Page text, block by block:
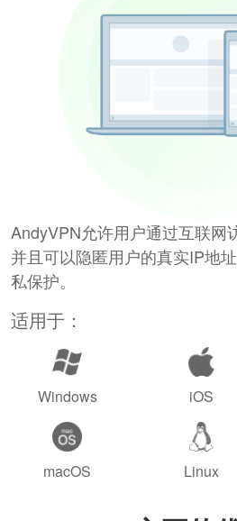
AndyVPN允许用户通过互联网
并且可以隐匿用户的真实IP地
私保护。
适用于：
Windows iOS
macOS Linux